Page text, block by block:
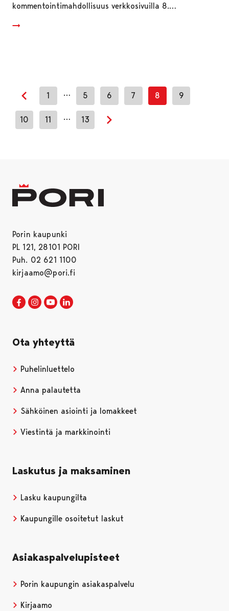
kommentointimahdollisuus verkkosivuilla 8.…
Edellinen sivu
1 … 5 6 7 8 9
10 11 … 13
Seuraava sivu
Porin kaupunki
PL 121, 28101 PORI
Puh. 02 621 1100
kirjaamo@pori.fi
Porin kaupunki Facebookissa
Avautuu uudessa välilehdessä
Porin kaupunki Instagramissa
Avautuu uudessa välilehdessä
Porin kaupunki Youtubessa
Avautuu uudessa välilehdessä
Ota yhteyttä
Puhelinluettelo
Anna palautetta
Sähköinen asiointi ja lomakkeet
Viestintä ja markkinointi
Laskutus ja maksaminen
Lasku kaupungilta
Kaupungille osoitetut laskut
Asiakaspalvelupisteet
Porin kaupungin asiakaspalvelu
Kirjaamo